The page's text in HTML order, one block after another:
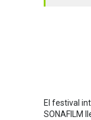
El festival
SONAFILM